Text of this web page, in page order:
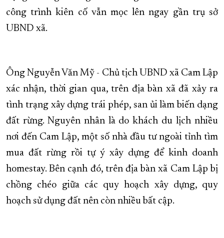
công trình kiên cố vẫn mọc lên ngay gần trụ sở
UBND xã.
Ông Nguyễn Văn Mỹ - Chủ tịch UBND xã Cam Lập
xác nhận, thời gian qua, trên địa bàn xã đã xảy ra
tình trạng xây dựng trái phép, san ủi làm biến dạng
đất rừng. Nguyên nhân là do khách du lịch nhiều
nơi đến Cam Lập, một số nhà đầu tư ngoài tỉnh tìm
mua đất rừng rồi tự ý xây dựng để kinh doanh
homestay. Bên cạnh đó, trên địa bàn xã Cam Lập bị
chồng chéo giữa các quy hoạch xây dựng, quy
hoạch sử dụng đất nên còn nhiều bất cập.